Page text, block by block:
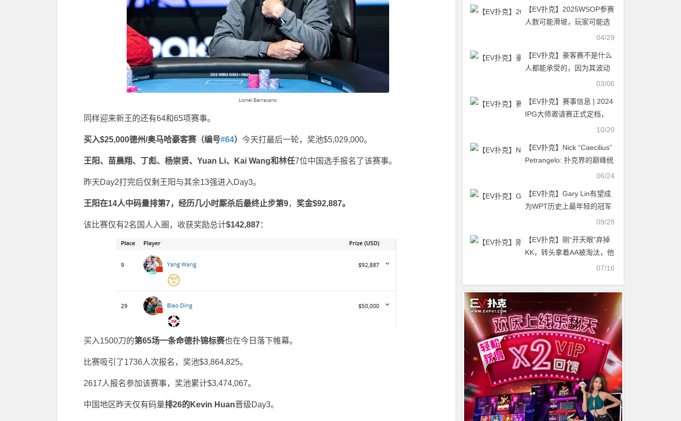
同样迎来新王的还有64和65项赛事。
买入$25,000德州/奥马哈豪客赛（编号#64） 今天打最后一轮，奖池$5,029,000。
王阳、苗晨翔、丁彪、 杨崇贤、 Yuan Li、 Kai Wang和林任7位中国选手报名了该赛事。
昨天Day2打完后仅剩王阳与其余13强进入Day3。
王阳在14人中码量排第7，经历几小时厮杀后最终止步第9， 奖金$92,887。
该比赛仅有2名国人入圈，收获奖励总计$142,887：
买入1500刀的第65场一条命德扑锦标赛也在今日落下帷幕。
比赛吸引了1736人次报名，奖池$3,864,825。
2617人报名参加该赛事，奖池累计$3,474,067。
中国地区昨天仅有码量排26的Kevin Huan晋级Day3。
第二轮明日争夺入围圈名
额！
【EV扑克】2025WSOP参赛
人数可能滑坡，玩家可能选
04/29
【EV扑克】豪客赛不是什么
人都能承受的，因为其波动
03/06
【EV扑克】赛事信息 | 2024
IPG大师邀请赛正式定档，
2025 IPG全年赛事规划发布
10/20
【EV扑克】Nick “Caecilius”
Petrangelo: 扑克界的巅峰统
06/24
【EV扑克】Gary Lin有望成
为WPT历史上最年轻的冠军
09/28
【EV扑克】刚“开天眼”弃掉
KK，转头拿着AA被淘汰，他
07/16